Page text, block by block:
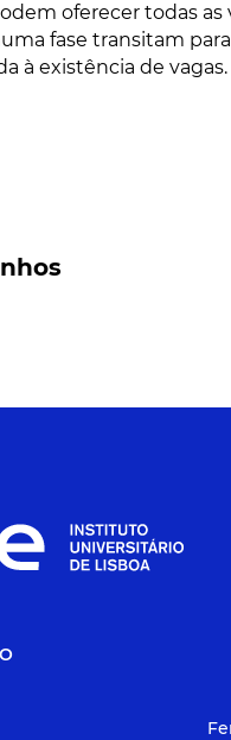
oferecer todas as
fase transitam
à existência de vagas.